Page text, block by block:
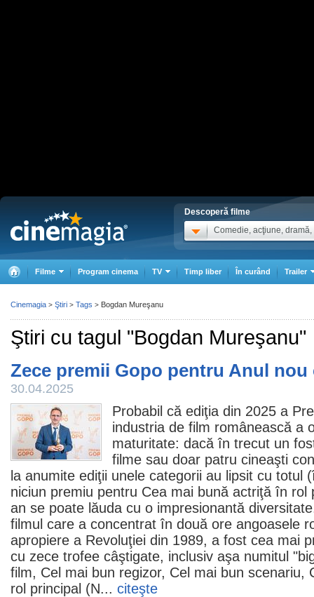
Descoperă filme
Comedie, acţiune, dramă,
Filme Program cinema TV Timp liber În curând Trailer
Ştiri cu tagul "Bogdan Mureşanu"
Zece premii Gopo pentru Anul nou
30.04.2025
Probabil că ediţia din 2025 a
industria de film românească a
maturitate: dacă în trecut un
filme sau doar patru cineaşti
la anumite ediţii unele categorii au lipsit cu totul
niciun premiu pentru Cea mai bună actriţă în rol
an se poate lăuda cu o impresionantă
filmul care a concentrat în două ore angoasele
apropiere a Revoluţiei din 1989, a fost cea mai
cu zece trofee câştigate, inclusiv aşa numitul
film, Cel mai bun regizor, Cel mai bun scenariu,
rol principal (N... citeşte
Cinemagia > Ştiri > Tags > Bogdan Mureşanu